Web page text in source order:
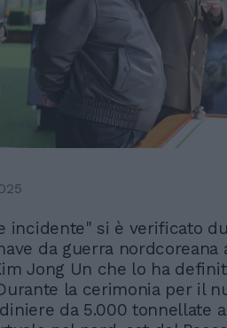
incidente" si è verificato
da guerra nordcoreana
Jong Un che lo ha
la cerimonia per il
da 5.000 tonnellate